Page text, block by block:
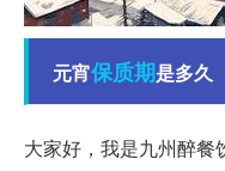
元宵保质期是多久
大家好，我是九州醉餐